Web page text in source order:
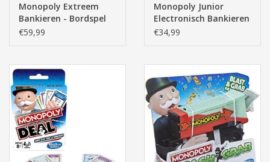
Monopoly Extreem
Bankieren - Bordspel
€59,99
Monopoly Junior
Electronisch Bankieren
€34,99